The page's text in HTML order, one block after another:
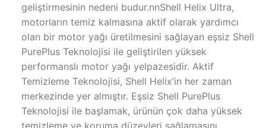
geliştirmesinin nedeni budur.nnShell Helix Ultra,
motorların temiz kalmasına aktif olarak yardımcı
olan bir motor yağı üretilmesini sağlayan eşsiz Shell
PurePlus Teknolojisi ile geliştirilen yüksek
performanslı motor yağı yelpazesidir. Aktif
Temizleme Teknolojisi, Shell Helix’in her zaman
merkezinde yer almıştır. Eşsiz Shell PurePlus
Teknolojisi ile başlamak, ürünün çok daha yüksek
temizleme ve koruma düzeyleri sağlamasını